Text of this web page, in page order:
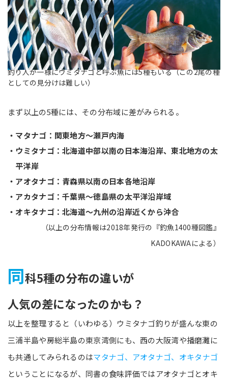
釣り人が一様にウミタナゴと呼ぶ魚には5種もいる（この2尾の種
としての見分けは難しい）
まず以上の5種には、その分布域に差がみられる。
・マタナゴ：関東地方～瀬戸内海
・ウミタナゴ：北海道中部以南の日本海沿岸、東北地方の太
平洋岸
・アオタナゴ：青森県以南の日本各地沿岸
・アカタナゴ：千葉県～徳島県の太平洋沿岸域
・オキタナゴ：北海道～九州の沿岸近くから沖合
（以上の分布情報は2018年発行の『釣魚1400種図鑑』
KADOKAWAによる）
同科5種の分布の違いが
人気の差になったのかも？
以上を整理すると（いわゆる）ウミタナゴ釣りが盛んな東の
三浦半島や房総半島の東京湾側にも、西の大阪湾や播磨灘に
も共通してみられるのはマタナゴ、アオタナゴ、オキタナゴ
ということになるが、同書の食味評価ではアオタナゴとオキ